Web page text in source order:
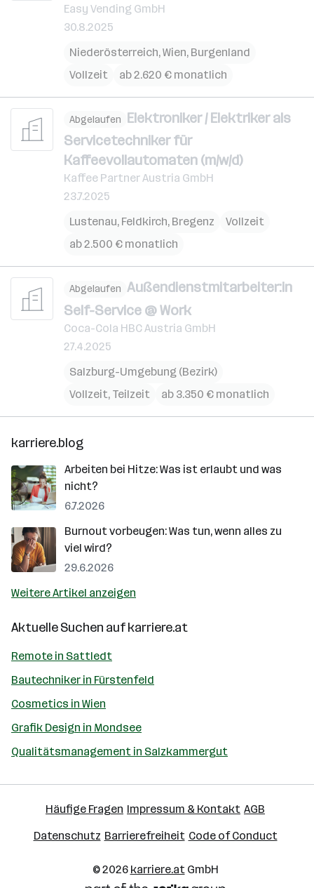
Easy Vending GmbH
30.8.2025
Niederösterreich,Wien, Burgenland
Vollzeit
ab 2.620 € monatlich
Abgelaufen Elektroniker / Elektriker als
Servicetechniker für
Kaffeevollautomaten (m/w/d)
Kaffee Partner Austria GmbH
23.7.2025
Lustenau, Feldkirch, Bregenz
Vollzeit
ab 2.500 € monatlich
Abgelaufen Außendienstmitarbeiter:in
Self-Service @ Work
Coca-Cola HBC Austria GmbH
27.4.2025
Salzburg-Umgebung (Bezirk)
Vollzeit, Teilzeit
ab 3.350 € monatlich
karriere.blog
Arbeiten bei Hitze: Was ist erlaubt und was
nicht?
6.7.2026
Burnout vorbeugen: Was tun, wenn alles zu
viel wird?
29.6.2026
Weitere Artikel anzeigen
Aktuelle Suchen aufkarriere.at
Remote in Sattledt
Bautechniker in Fürstenfeld
Cosmetics in Wien
Grafik Design in Mondsee
Qualitätsmanagement in Salzkammergut
Häufige Fragen Impressum & Kontakt AGB
Datenschutz Barrierefreiheit Code of Conduct
© 2026 karriere.at GmbH